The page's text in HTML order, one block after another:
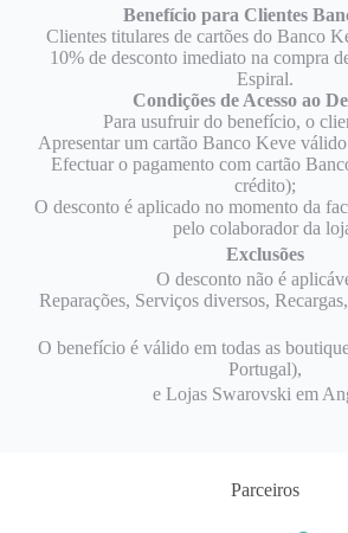
Benefício para Clientes
Clientes titulares de cartões do Banco
10% de desconto imediato na compra
Espiral.
Condições de Acesso ao
Para usufruir do benefício, o
Apresentar um cartão Banco Keve
Efectuar o pagamento com cartão
crédito);
O desconto é aplicado no momento da
pelo colaborador da
Exclusões
O desconto não é
Reparações, Serviços diversos,
O benefício é válido em todas as
Portugal),
e Lojas Swarovski em
Parceiros